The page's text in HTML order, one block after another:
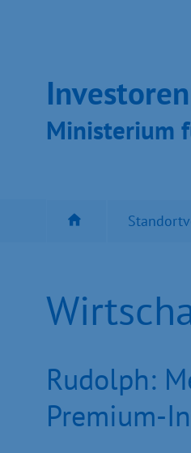
Ministeri­um
Rudolph:
Premium-